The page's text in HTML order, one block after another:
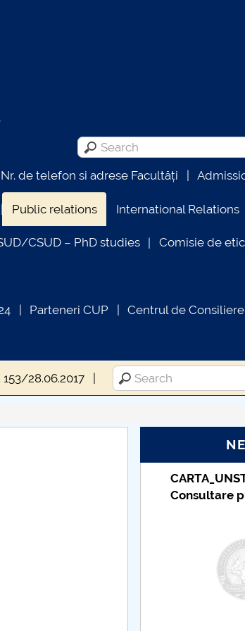
Nr. de telefon si adrese Facultăți
Public relations International Relations
CSUD – PhD studies Comisie de
Parteneri CUP Centrul de
28.06.2017